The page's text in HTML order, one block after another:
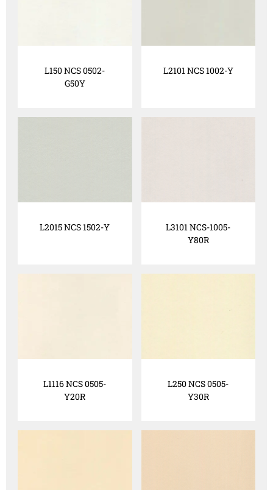
L150 NCS 0502-
G50Y
L2101 NCS 1002-Y
L2015 NCS 1502-Y
L3101 NCS-1005-
Y80R
L1116 NCS 0505-
Y20R
L250 NCS 0505-
Y30R